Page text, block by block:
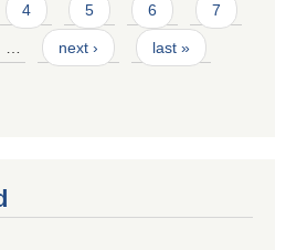
4 5 6 7
… next › last »